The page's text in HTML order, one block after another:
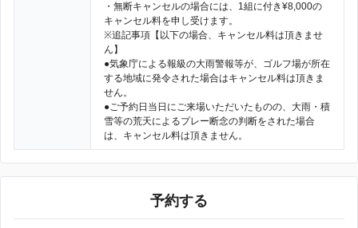
・無断キャンセルの場合には、1組に付き¥8,000の
キャンセル料を申し受けます。
※追記事項【以下の場合、キャンセル料は頂きませ
ん】
●気象庁による報級の大雨警報等が、ゴルフ場が所在
する地域に発令された場合はキャンセル料は頂きま
せん。
●ご予約日当日にご来場いただいたものの、大雨・積
雪等の荒天によるプレー断念の判断をされた場合
は、キャンセル料は頂きません。
予約する